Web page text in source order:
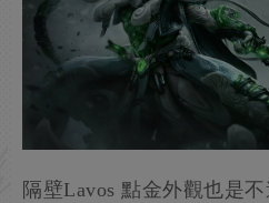
隔壁Lavos 點金外觀也是